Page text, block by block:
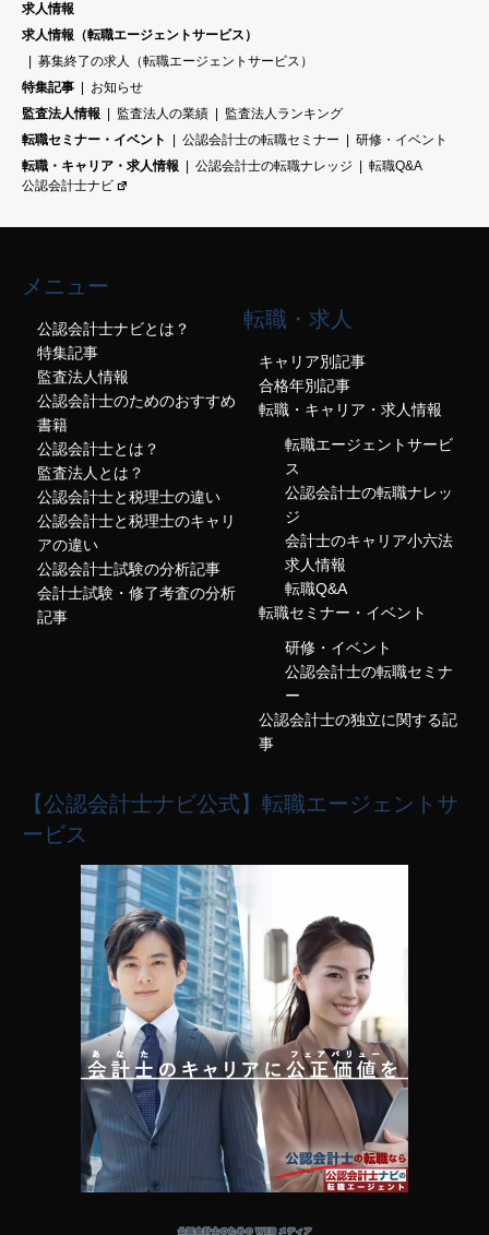
求人情報
求人情報（転職エージェントサービス）
募集終了の求人（転職エージェントサービス）
特集記事
お知らせ
監査法人情報
監査法人の業績
監査法人ランキング
転職セミナー・イベント
公認会計士の転職セミナー
研修・イベント
転職・キャリア・求人情報
公認会計士の転職ナレッジ
転職Q&A
公認会計士ナビ
メニュー
公認会計士ナビとは？
特集記事
監査法人情報
公認会計士のためのおすすめ
書籍
公認会計士とは？
監査法人とは？
公認会計士と税理士の違い
公認会計士と税理士のキャリ
アの違い
公認会計士試験の分析記事
会計士試験・修了考査の分析
記事
転職・求人
キャリア別記事
合格年別記事
転職・キャリア・求人情報
転職エージェントサービ
ス
公認会計士の転職ナレッ
ジ
会計士のキャリア小六法
求人情報
転職Q&A
転職セミナー・イベント
研修・イベント
公認会計士の転職セミナ
ー
公認会計士の独立に関する記
事
【公認会計士ナビ公式】転職エージェントサ
ービス